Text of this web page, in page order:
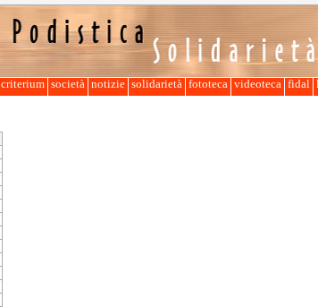
criterium società notizie solidarietà fototeca videoteca fidal